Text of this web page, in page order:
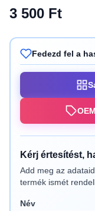
3 500 Ft
Fedezd fel a
Kérj értesítést,
Add meg az
termék ismét
Név